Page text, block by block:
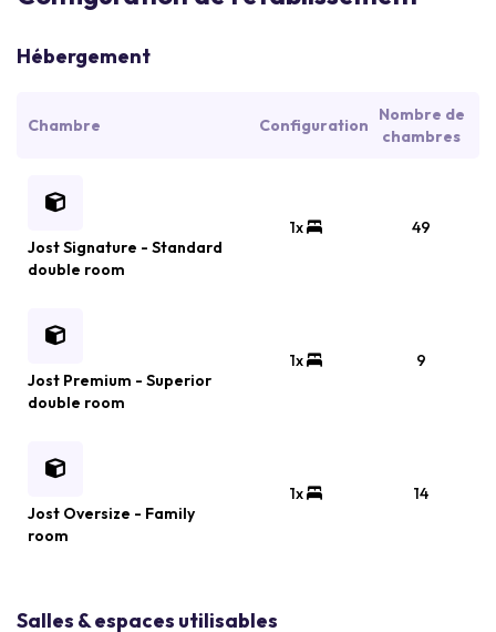
Hébergement
Chambre Configuration
Nombre de
chambres
Jost Signature - Standard
double room
1x 49
Jost Premium - Superior
double room
1x 9
Jost Oversize - Family
room
1x 14
Salles & espaces utilisables